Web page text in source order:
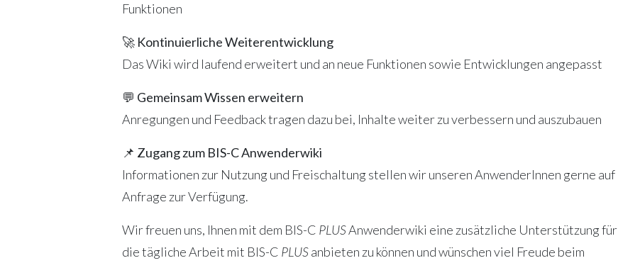
Funktionen
🚀 Kontinuierliche Weiterentwicklung
Das Wiki wird laufend erweitert und an neue Funktionen sowie Entwicklungen angepasst
💬 Gemeinsam Wissen erweitern
Anregungen und Feedback tragen dazu bei, Inhalte weiter zu verbessern und auszubauen
📌 Zugang zum BIS-C Anwenderwiki
Informationen zur Nutzung und Freischaltung stellen wir unseren AnwenderInnen gerne auf
Anfrage zur Verfügung.
Wir freuen uns, Ihnen mit dem BIS-C PLUSAnwenderwiki eine zusätzliche Unterstützung für
die tägliche Arbeit mit BIS-C PLUSanbieten zu können und wünschen viel Freude beim